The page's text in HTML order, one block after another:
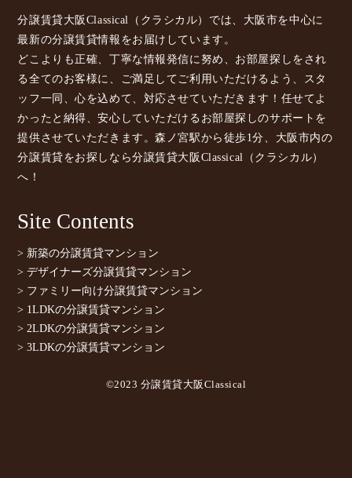
分譲賃貸大阪Classical（クラシカル）では、大阪市を中心に
最新の分譲賃貸情報をお届けしています。
どこよりも正確、丁寧な情報発信に努め、お部屋探しをされ
る全てのお客様に、ご満足してご利用いただけるよう、スタ
ッフ一同、心を込めて、対応させていただきます！任せてよ
かったと納得、安心していただけるお部屋探しのサポートを
提供させていただきます。森ノ宮駅から徒歩1分、大阪市内の
分譲賃貸をお探しなら分譲賃貸大阪Classical（クラシカル）
へ！
Site Contents
> 新築の分譲賃貸マンション
> デザイナーズ分譲賃貸マンション
> ファミリー向け分譲賃貸マンション
> 1LDKの分譲賃貸マンション
> 2LDKの分譲賃貸マンション
> 3LDKの分譲賃貸マンション
©2023 分譲賃貸大阪Classical